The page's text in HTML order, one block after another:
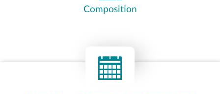
Composition